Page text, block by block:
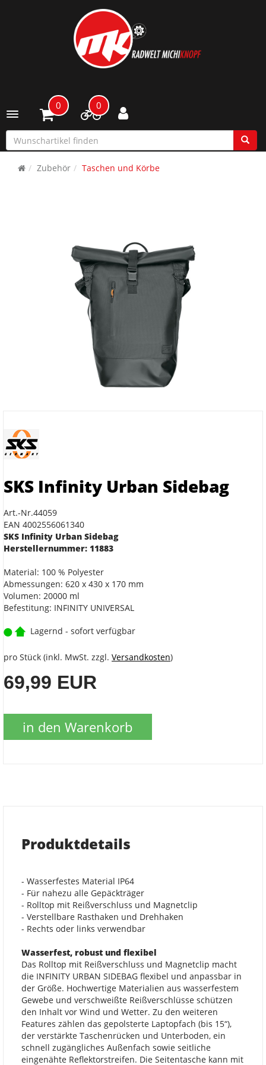
Toggle navigation
0 0
Zubehör Taschen und Körbe
SKS Infinity Urban Sidebag
Art.-Nr.44059
EAN 4002556061340
SKS Infinity Urban Sidebag
Herstellernummer: 11883
Material: 100 % Polyester
Abmessungen: 620 x 430 x 170 mm
Volumen: 20000 ml
Befestitung: INFINITY UNIVERSAL
Lagernd - sofort verfügbar
pro Stück (inkl. MwSt. zzgl. Versandkosten)
69,99 EUR
in den Warenkorb
Produktdetails
- Wasserfestes Material IP64
- Für nahezu alle Gepäckträger
- Rolltop mit Reißverschluss und Magnetclip
- Verstellbare Rasthaken und Drehhaken
- Rechts oder links verwendbar
Wasserfest, robust und flexibel
Das Rolltop mit Reißverschluss und Magnetclip macht
die INFINITY URBAN SIDEBAG flexibel und anpassbar in
der Größe. Hochwertige Materialien aus wasserfestem
Gewebe und verschweißte Reißverschlüsse schützen
den Inhalt vor Wind und Wetter. Zu den weiteren
Features zählen das gepolsterte Laptopfach (bis 15“),
der verstärkte Taschenrücken und Unterboden, ein
schnell zugängliches Außenfach sowie seitliche
eingenähte Reflektorstreifen. Die Seitentasche kann mit